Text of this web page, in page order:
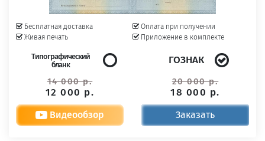
Бесплатная доставка
Живая печать
Оплата при получении
Приложение в комплекте
Типографический
бланк
14 000 р.
12 000 р.
ГОЗНАК
20 000 р.
18 000 р.
Видеообзор Заказать